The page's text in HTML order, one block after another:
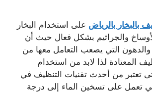
بالبخار بالرياض على استخدام البخار
والجراثيم بشكل فعال حيث أن
التي يصعب التعامل معها من
المعتادة لذا لابد من استخدام
تعتبر من أحدث تقنيات التنظيف في
تعمل على تسخين الماء إلى درجة